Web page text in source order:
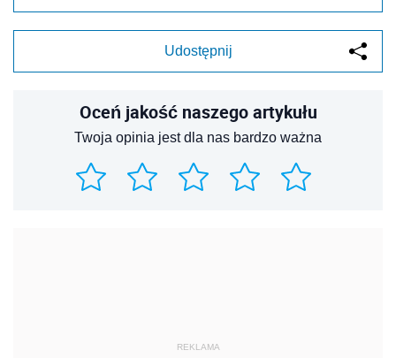
Udostępnij
Oceń jakość naszego artykułu
Twoja opinia jest dla nas bardzo ważna
REKLAMA